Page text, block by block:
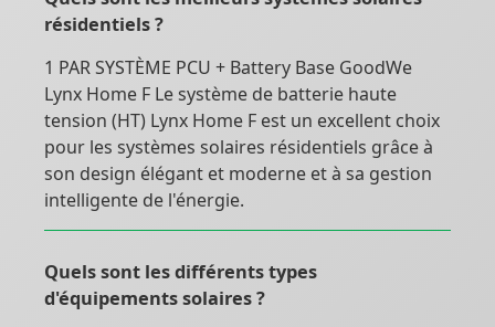
résidentiels ?
1 PAR SYSTÈME PCU + Battery Base GoodWe
Lynx Home F Le système de batterie haute
tension (HT) Lynx Home F est un excellent choix
pour les systèmes solaires résidentiels grâce à
son design élégant et moderne et à sa gestion
intelligente de l'énergie.
Quels sont les différents types
d'équipements solaires ?